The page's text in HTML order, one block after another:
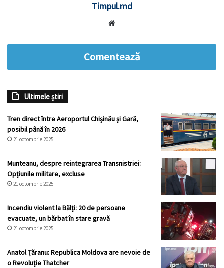
Timpul.md
Comentează
Ultimele știri
Tren direct între Aeroportul Chișinău și Gară,
posibil până în 2026
21 octombrie 2025
Munteanu, despre reintegrarea Transnistriei:
Opțiunile militare, excluse
21 octombrie 2025
Incendiu violent la Bălți: 20 de persoane
evacuate, un bărbat în stare gravă
21 octombrie 2025
Anatol Țăranu: Republica Moldova are nevoie de
o Revoluție Thatcher